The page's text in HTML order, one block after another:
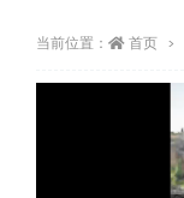
当前位置： 首页